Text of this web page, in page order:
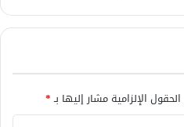
الحقول الإلزامية مشار إليها بـ*